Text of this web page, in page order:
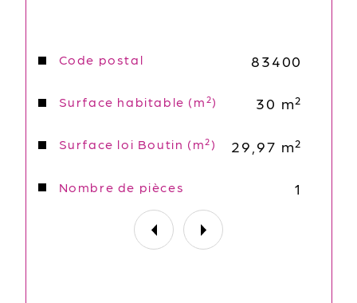
Caractéristiques Valeurs
Code postal 83400
Surface habitable (m²) 30 m²
Surface loi Boutin (m²) 29,97 m²
Nombre de pièces 1
Honoraire d'agence : 350€